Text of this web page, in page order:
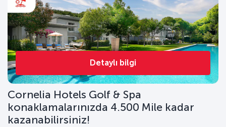
Detaylı bilgi
Cornelia Hotels Golf & Spa
konaklamalarınızda 4.500 Mile kadar
kazanabilirsiniz!